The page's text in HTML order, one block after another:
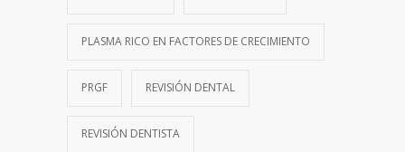
PLASMA RICO EN FACTORES DE CRECIMIENTO
PRGF REVISIÓN DENTAL
REVISIÓN DENTISTA